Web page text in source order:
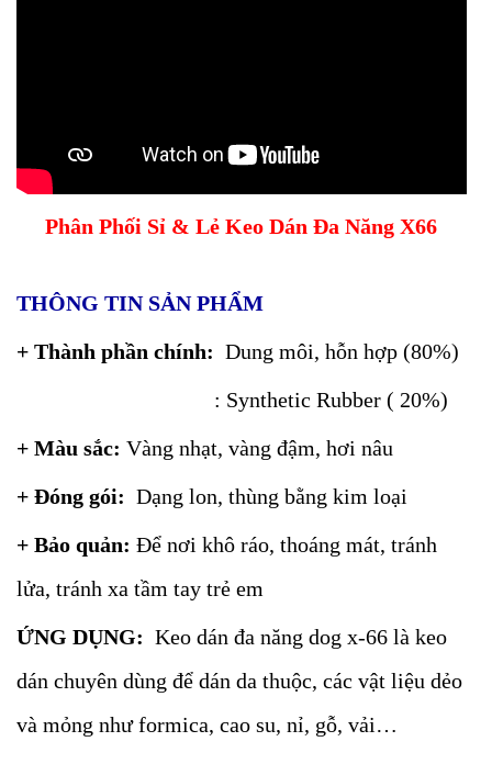
Phân Phối Sỉ & Lẻ Keo Dán Đa Năng X66
THÔNG TIN SẢN PHẨM
+ Thành phần chính: Dung môi, hỗn hợp (80%)
: Synthetic Rubber ( 20%)
+ Màu sắc: Vàng nhạt, vàng đậm, hơi nâu
+ Đóng gói: Dạng lon, thùng bằng kim loại
+ Bảo quản: Để nơi khô ráo, thoáng mát, tránh
lửa, tránh xa tầm tay trẻ em
ỨNG DỤNG: Keo dán đa năng dog x-66 là keo
dán chuyên dùng để dán da thuộc, các vật liệu dẻo
và mỏng như formica, cao su, nỉ, gỗ, vải…